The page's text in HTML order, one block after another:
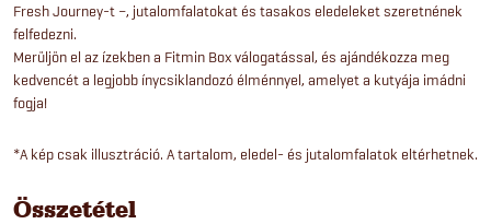
Fresh Journey-t –, jutalomfalatokat és tasakos eledeleket szeretnének
felfedezni.
Merüljön el az ízekben a Fitmin Box válogatással, és ajándékozza meg
kedvencét a legjobb ínycsiklandozó élménnyel, amelyet a kutyája imádni
fogja!
*A kép csak illusztráció. A tartalom, eledel- és jutalomfalatok eltérhetnek.
Összetétel